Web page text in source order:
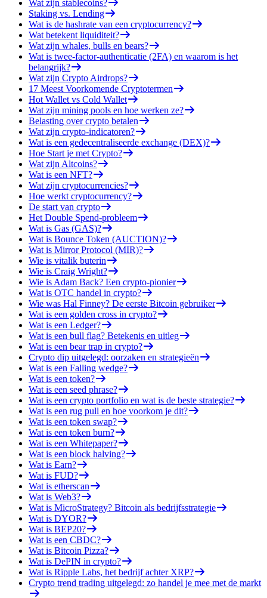
Wat zijn stablecoins?
Staking vs. Lending
Wat is de hashrate van een cryptocurrency?
Wat betekent liquiditeit?
Wat zijn whales, bulls en bears?
Wat is twee-factor-authenticatie (2FA) en waarom is het
belangrijk?
Wat zijn Crypto Airdrops?
17 Meest Voorkomende Cryptotermen
Hot Wallet vs Cold Wallet
Wat zijn mining pools en hoe werken ze?
Belasting over crypto betalen
Wat zijn crypto-indicatoren?
Wat is een gedecentraliseerde exchange (DEX)?
Hoe Start je met Crypto?
Wat zijn Altcoins?
Wat is een NFT?
Wat zijn cryptocurrencies?
Hoe werkt cryptocurrency?
De start van crypto
Het Double Spend-probleem
Wat is Gas (GAS)?
Wat is Bounce Token (AUCTION)?
Wat is Mirror Protocol (MIR)?
Wie is vitalik buterin
Wie is Craig Wright?
Wie is Adam Back? Een crypto-pionier
Wat is OTC handel in crypto?
Wie was Hal Finney? De eerste Bitcoin gebruiker
Wat is een golden cross in crypto?
Wat is een Ledger?
Wat is een bull flag? Betekenis en uitleg
Wat is een bear trap in crypto?
Crypto dip uitgelegd: oorzaken en strategieën
Wat is een Falling wedge?
Wat is een token?
Wat is een seed phrase?
Wat is een crypto portfolio en wat is de beste strategie?
Wat is een rug pull en hoe voorkom je dit?
Wat is een token swap?
Wat is een token burn?
Wat is een Whitepaper?
Wat is een block halving?
Wat is Earn?
Wat is FUD?
Wat is etherscan
Wat is Web3?
Wat is MicroStrategy? Bitcoin als bedrijfsstrategie
Wat is DYOR?
Wat is BEP20?
Wat is een CBDC?
Wat is Bitcoin Pizza?
Wat is DePIN in crypto?
Wat is Ripple Labs, het bedrijf achter XRP?
Crypto trend trading uitgelegd: zo handel je mee met de markt